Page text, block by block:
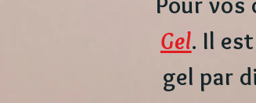
Gel. Il
gel par